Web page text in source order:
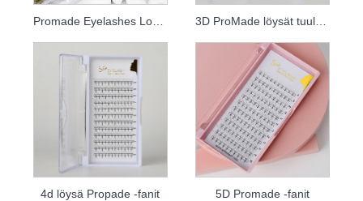
Promade Eyelashes Loose Fans
4d löysä Propade -fanit 5D Promade -fanit